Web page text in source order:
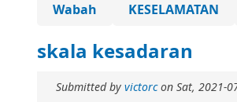
Wabah KESELAMATAN
skala kesadaran
Submitted by victorcon Sat, 2021-